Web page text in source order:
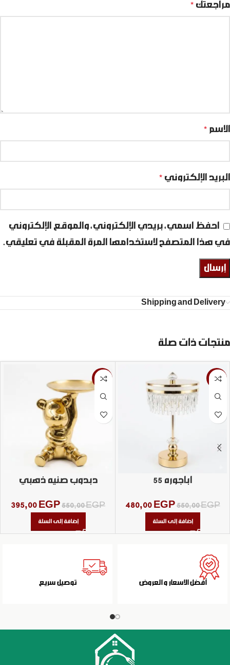
مراجعتك *
الاسم *
البريد الإلكتروني *
احفظ اسمي، بريدي الإلكتروني، والموقع الإلكتروني
في هذا المتصفح لاستخدامها المرة المقبلة في تعليقي.
Shipping and Delivery
منتجات ذات صلة
-13%
اباجوره 55
550,00EGP
480,00 EGP
إضافة إلى السلة
-28%
دبدوب صنيه ذهبي
550,00EGP
395,00 EGP
إضافة إلى السلة
أفضل الاسعار و العروض توصيل سريع